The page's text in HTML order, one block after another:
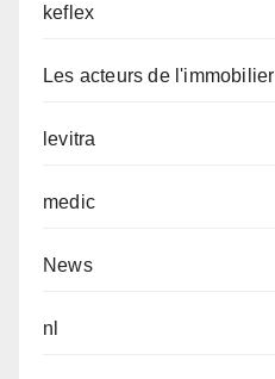
keflex
Les acteurs de l'immobilier
levitra
medic
News
nl